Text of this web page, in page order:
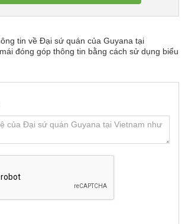
tin về Đại sứ quán của Guyana tại
đóng góp thông tin bằng cách sử dụng biểu